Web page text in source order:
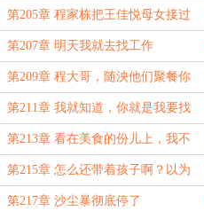
第205章 程家栋把王佳悦母女接过
来一起住了
第207章 明天我就去找工作
第209章 程大哥，随泱他们聚餐你
不去吗？
第211章 我就知道，你就是我要找
的人
第213章 看在美食的份儿上，我不
和你计较
第215章 怎么还带着孩子啊？以为
这是去郊游呢？
第217章 沙尘暴彻底停了